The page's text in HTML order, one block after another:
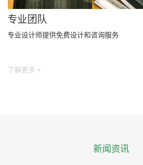
专业团队
专业设计师提供免费设计和咨询服务
了解更多 +
新闻资讯